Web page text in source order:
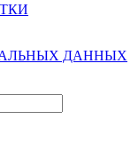
ДАННЫХ